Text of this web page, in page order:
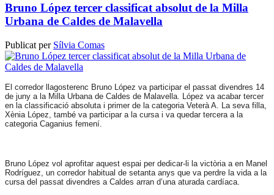
Bruno López tercer classificat absolut de la Milla
Urbana de Caldes de Malavella
Publicat per Sílvia Comas
El corredor llagosterenc Bruno López va participar el passat divendres 14
de juny a la Milla Urbana de Caldes de Malavella. López va acabar tercer
en la classificació absoluta i primer de la categoria Veterà A. La seva filla,
Xènia López, també va participar a la cursa i va quedar tercera a la
categoria Caganius femení.
Bruno López vol aprofitar aquest espai per dedicar-li la victòria a en Manel
Rodríguez, un corredor habitual de setanta anys que va perdre la vida a la
cursa del passat divendres a Caldes arran d’una aturada cardíaca.